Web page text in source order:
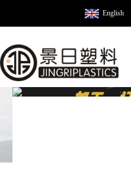
English